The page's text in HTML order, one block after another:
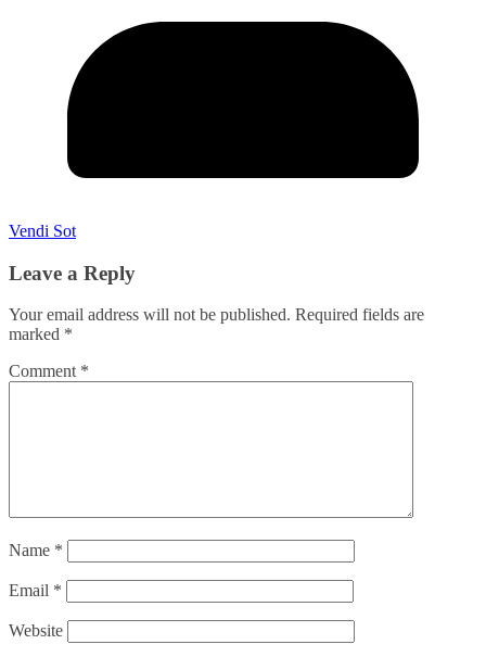
Vendi Sot
Leave a Reply
Your email address will not be published. Required fields are
marked *
Comment *
Name *
Email *
Website